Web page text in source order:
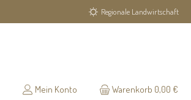
Regionale Landwirtschaft
Mein Konto Warenkorb 0,00 €